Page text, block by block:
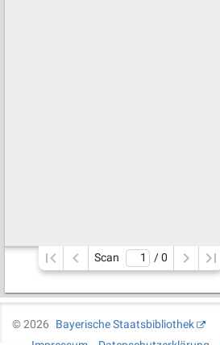
Scan / 0
©2026
Bayerische Staatsbibliothek